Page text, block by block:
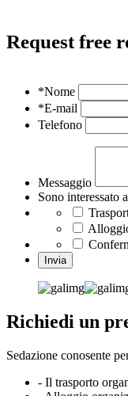
Request free
*Nome
*E-mail
Telefono
Messaggio
Sono interessato
Invia
Richiedi un
Sedazione conosente
- Il trasporto